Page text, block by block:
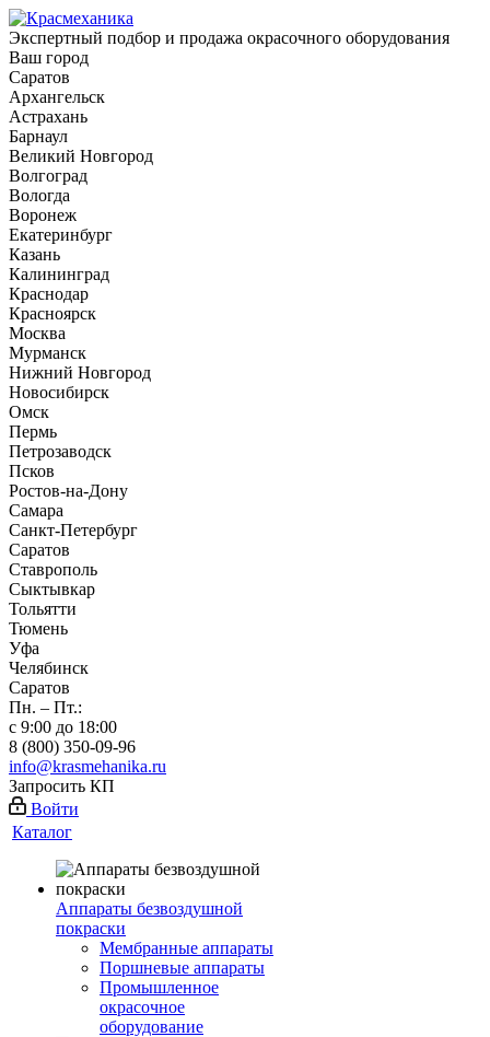
Экспертный подбор и продажа окрасочного оборудования
Ваш город
Саратов
Архангельск
Астрахань
Барнаул
Великий Новгород
Волгоград
Вологда
Воронеж
Екатеринбург
Казань
Калининград
Краснодар
Красноярск
Москва
Мурманск
Нижний Новгород
Новосибирск
Омск
Пермь
Петрозаводск
Псков
Ростов-на-Дону
Самара
Санкт-Петербург
Саратов
Ставрополь
Сыктывкар
Тольятти
Тюмень
Уфа
Челябинск
Саратов
Пн. – Пт.:
с 9:00 до 18:00
8 (800) 350-09-96
info@krasmehanika.ru
Запросить КП
Войти
Каталог
Аппараты безвоздушной
покраски
Мембранные аппараты
Поршневые аппараты
Промышленное
окрасочное
оборудование